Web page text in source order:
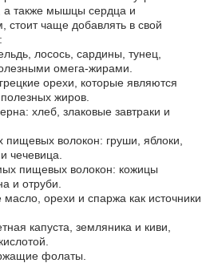
а также мышцы сердца и
стоит чаще добавлять в свой
лосось, сардины, тунец,
омега-жирами.
орехи, которые являются
жиров.
хлеб, злаковые завтраки и
пищевых волокон: груши, яблоки,
чечевица.
пищевых волокон: кожицы
и отруби.
масло, орехи и спаржа как источники
капуста, земляника и киви,
фолаты.